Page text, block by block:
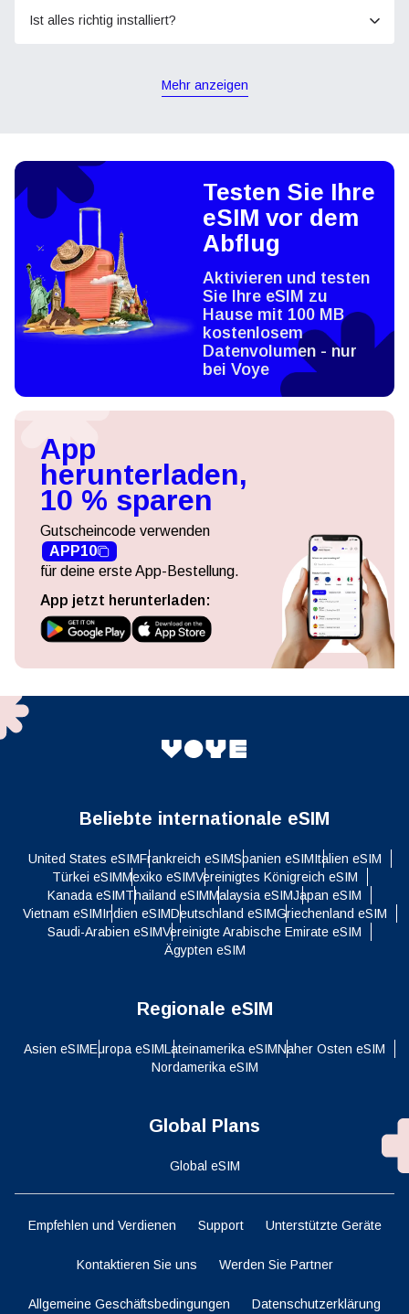
Ist alles richtig installiert?
Mehr anzeigen
Testen Sie Ihre
eSIM vor dem
Abflug
Aktivieren und testen
Sie Ihre eSIM zu
Hause mit 100 MB
kostenlosem
Datenvolumen - nur
bei Voye
App
herunterladen,
10 % sparen
Gutscheincode verwenden
APP10
für deine erste App-Bestellung.
App jetzt herunterladen:
Beliebte internationale eSIM
United States eSIMFrankreich eSIMSpanien eSIMItalien eSIM
Türkei eSIMMexiko eSIMVereinigtes Königreich eSIM
Kanada eSIMThailand eSIMMalaysia eSIMJapan eSIM
Vietnam eSIMIndien eSIMDeutschland eSIMGriechenland eSIM
Saudi-Arabien eSIMVereinigte Arabische Emirate eSIM
Ägypten eSIM
Regionale eSIM
Asien eSIMEuropa eSIMLateinamerika eSIMNaher Osten eSIM
Nordamerika eSIM
Global Plans
Global eSIM
Empfehlen und Verdienen Support Unterstützte Geräte
Kontaktieren Sie uns Werden Sie Partner
Allgemeine Geschäftsbedingungen Datenschutzerklärung